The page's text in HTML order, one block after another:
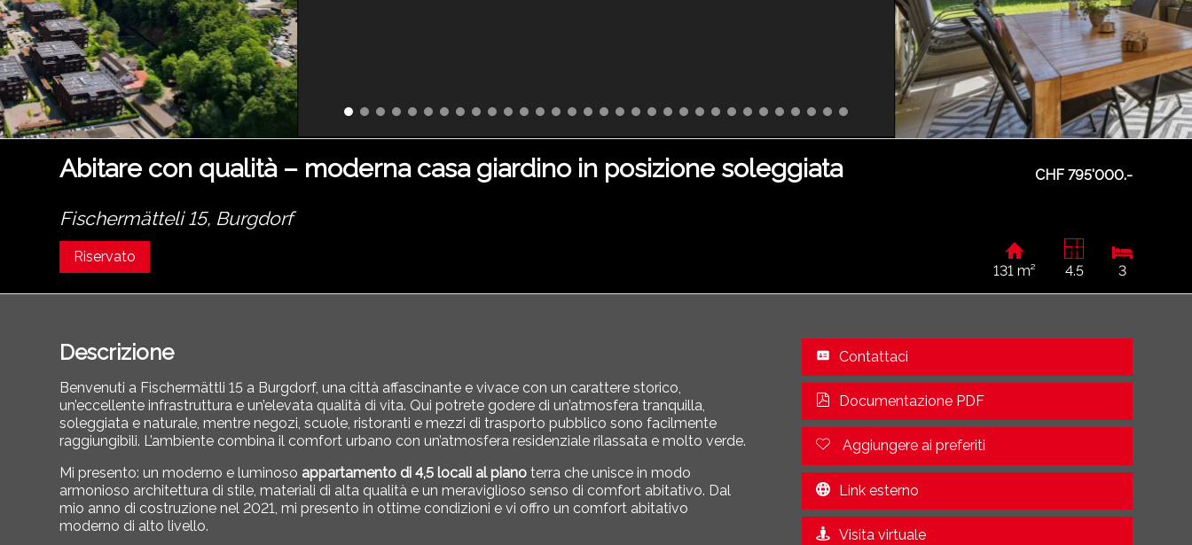
Abitare con qualità – moderna casa giardino in posizione soleggiata CHF 795'000.-
Fischermätteli 15, Burgdorf
Riservato
131 m²
4.5 3
Descrizione
Benvenuti a Fischermättli 15 a Burgdorf, una città affascinante e vivace con un carattere storico,
un’eccellente infrastruttura e un’elevata qualità di vita. Qui potrete godere di un’atmosfera tranquilla,
soleggiata e naturale, mentre negozi, scuole, ristoranti e mezzi di trasporto pubblico sono facilmente
raggiungibili. L’ambiente combina il comfort urbano con un’atmosfera residenziale rilassata e molto verde.
Mi presento: un moderno e luminoso appartamento di 4,5 locali al piano terra che unisce in modo
armonioso architettura di stile, materiali di alta qualità e un meraviglioso senso di comfort abitativo. Dal
mio anno di costruzione nel 2021, mi presento in ottime condizioni e vi offro un comfort abitativo
moderno di alto livello.
Contattaci
Documentazione PDF
Aggiungere ai preferiti
Link esterno
Visita virtuale